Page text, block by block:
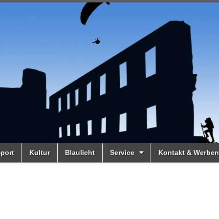
Kultur Blaulicht Service Kontakt & Werben